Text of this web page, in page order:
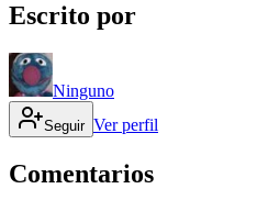
Escrito por
Ninguno
Seguir Ver perfil
Comentarios